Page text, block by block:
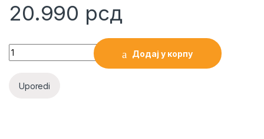
20.990 рсд
FOSSIL RAQUEL ŽENSKI SAT quantity
Додај у корпу
Uporedi